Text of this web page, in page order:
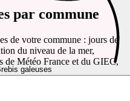
galeuses
par commune
de votre commune : jours de
du niveau de la mer,
de Météo France et du GIEC,